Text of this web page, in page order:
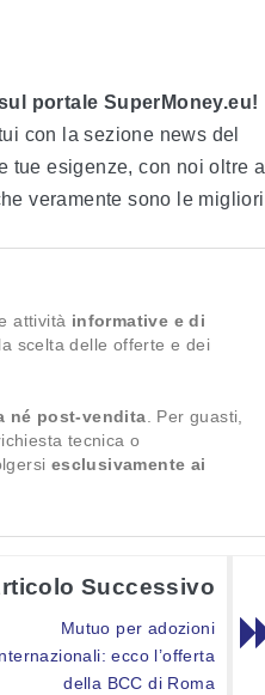
portale SuperMoney.eu!
con la sezione news del
tue esigenze, con noi oltre a
veramente sono le migliori
attività informative e di
scelta delle offerte e dei
né post-vendita. Per guasti,
tecnica o
esclusivamente ai
Successivo
Mutuo per adozioni
ecco l’offerta
della BCC di Roma